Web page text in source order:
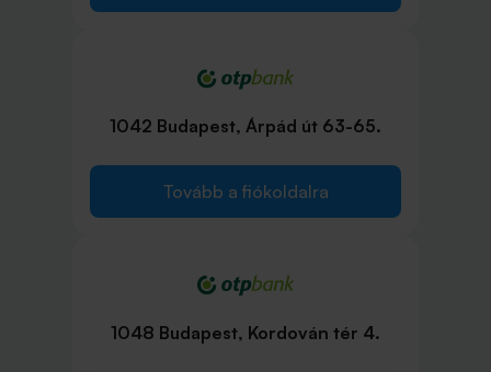
1042 Budapest, Árpád út 63-65.
Tovább a fiókoldalra
1048 Budapest, Kordován tér 4.